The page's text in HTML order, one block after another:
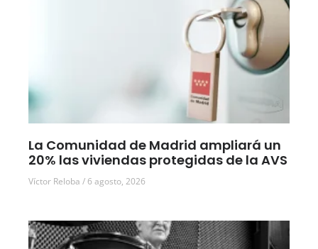
La Comunidad de Madrid ampliará un
20% las viviendas protegidas de la AVS
Víctor Reloba 6 agosto, 2026